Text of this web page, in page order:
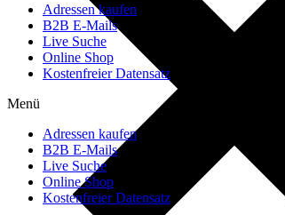
Adressen kaufen
B2B E-Mails
Live Suche
Online Shop
Kostenfreier Datensatz
Menü
Adressen kaufen
B2B E-Mails
Live Suche
Online Shop
Kostenfreier Datensatz